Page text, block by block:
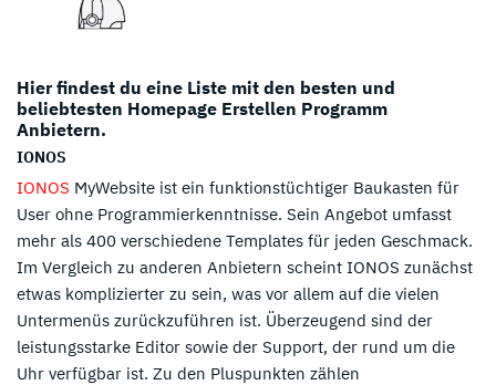
Hier findest du eine Liste mit den besten und
beliebtesten Homepage Erstellen Programm
Anbietern.
IONOS
IONOS MyWebsite ist ein funktionstüchtiger Baukasten für
User ohne Programmierkenntnisse. Sein Angebot umfasst
mehr als 400 verschiedene Templates für jeden Geschmack.
Im Vergleich zu anderen Anbietern scheint IONOS zunächst
etwas komplizierter zu sein, was vor allem auf die vielen
Untermenüs zurückzuführen ist. Überzeugend sind der
leistungsstarke Editor sowie der Support, der rund um die
Uhr verfügbar ist. Zu den Pluspunkten zählen